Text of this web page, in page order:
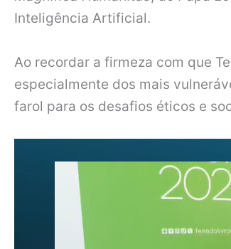
Inteligência Artificial.
Ao recordar a firmeza com que
especialmente dos mais
farol para os desafios éticos e